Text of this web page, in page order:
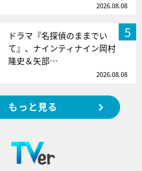
2026.08.08
5
ドラマ『名探偵のままでい
て』、ナインティナイン岡村
隆史＆矢部…
2026.08.08
もっと見る